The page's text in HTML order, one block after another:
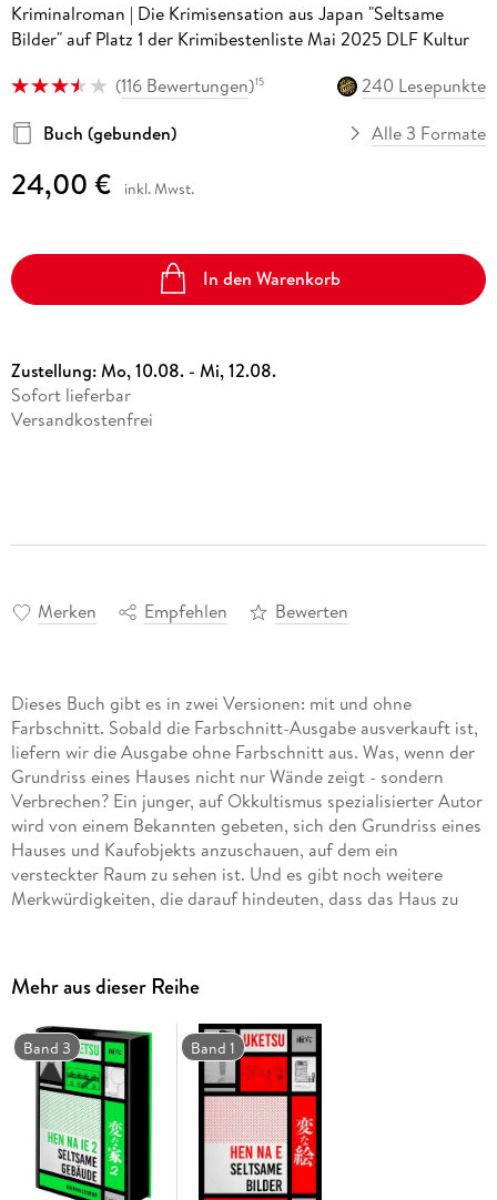
Kriminalroman | Die Krimisensation aus Japan "Seltsame
Bilder" auf Platz 1 der Krimibestenliste Mai 2025 DLF Kultur
(116 Bewertungen)15
240 Lesepunkte
Buch (gebunden)
Alle 3 Formate
24,00 € inkl. Mwst.
In den Warenkorb
Zustellung:Mo, 10.08. - Mi, 12.08.
Sofort lieferbar
Versandkostenfrei
Merken Empfehlen Bewerten
Dieses Buch gibt es in zwei Versionen: mit und ohne
Farbschnitt. Sobald die Farbschnitt-Ausgabe ausverkauft ist,
liefern wir die Ausgabe ohne Farbschnitt aus. Was, wenn der
Grundriss eines Hauses nicht nur Wände zeigt - sondern
Verbrechen? Ein junger, auf Okkultismus spezialisierter Autor
wird von einem Bekannten gebeten, sich den Grundriss eines
Hauses und Kaufobjekts anzuschauen, auf dem ein
versteckter Raum zu sehen ist. Und es gibt noch weitere
Merkwürdigkeiten, die darauf hindeuten, dass das Haus zu
Morde begangen hat? Oder dass der Mann einer jungen Frau
darin auf unerklärliche Weise ums Leben kam? Sicher ist:
Hinter der harmlosen Fassade steckt viel mehr, als auf den
ersten Blick scheint - und die dunklen Geheimnisse, die das
seltsame Haus birgt, sind gefährlich . . . Das Haus wartet.
Und sobald du es betrittst, wirst du nicht mehr derselbe
Mensch sein. Ein Roman, der durch Skizzen und Dokumente
zum Miträtseln einlädt - mit Sogwirkung Für Fans von
psychologischem Horror, True-Crime-Stimmung & Mitdenk-
Thrillern
Mehr aus dieser Reihe
Band 3 Band 1